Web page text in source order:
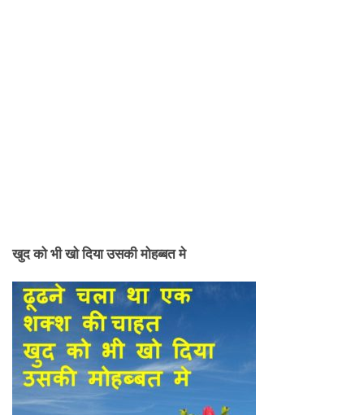
खुद को भी खो दिया उसकी मोहब्बत मे